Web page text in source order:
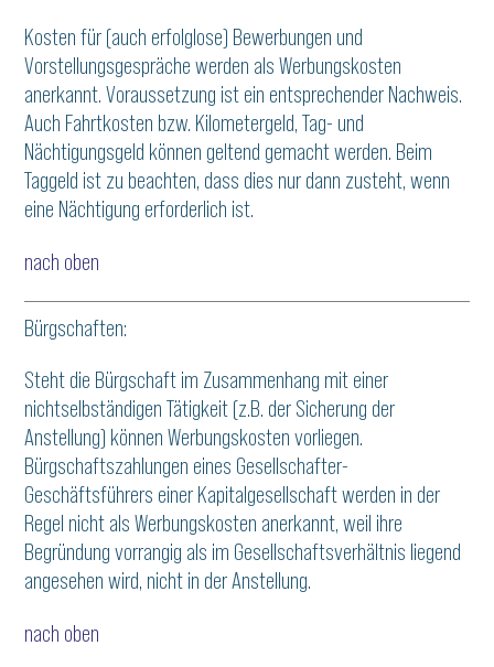
Kosten für (auch erfolglose) Bewerbungen und
Vorstellungsgespräche werden als Werbungskosten
anerkannt. Voraussetzung ist ein entsprechender Nachweis.
Auch Fahrtkosten bzw. Kilometergeld, Tag- und
Nächtigungsgeld können geltend gemacht werden. Beim
Taggeld ist zu beachten, dass dies nur dann zusteht, wenn
eine Nächtigung erforderlich ist.
nach oben
Bürgschaften:
Steht die Bürgschaft im Zusammenhang mit einer
nichtselbständigen Tätigkeit (z.B. der Sicherung der
Anstellung) können Werbungskosten vorliegen.
Bürgschaftszahlungen eines Gesellschafter-
Geschäftsführers einer Kapitalgesellschaft werden in der
Regel nicht als Werbungskosten anerkannt, weil ihre
Begründung vorrangig als im Gesellschaftsverhältnis liegend
angesehen wird, nicht in der Anstellung.
nach oben